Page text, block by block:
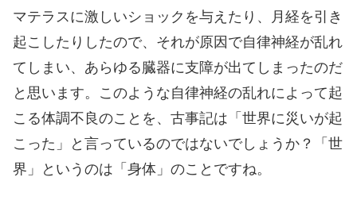
マテラスに激しいショックを与えたり、月経を引き
起こしたりしたので、それが原因で自律神経が乱れ
てしまい、あらゆる臓器に支障が出てしまったのだ
と思います。このような自律神経の乱れによって起
こる体調不良のことを、古事記は「世界に災いが起
こった」と言っているのではないでしょうか？「世
界」というのは「身体」のことですね。